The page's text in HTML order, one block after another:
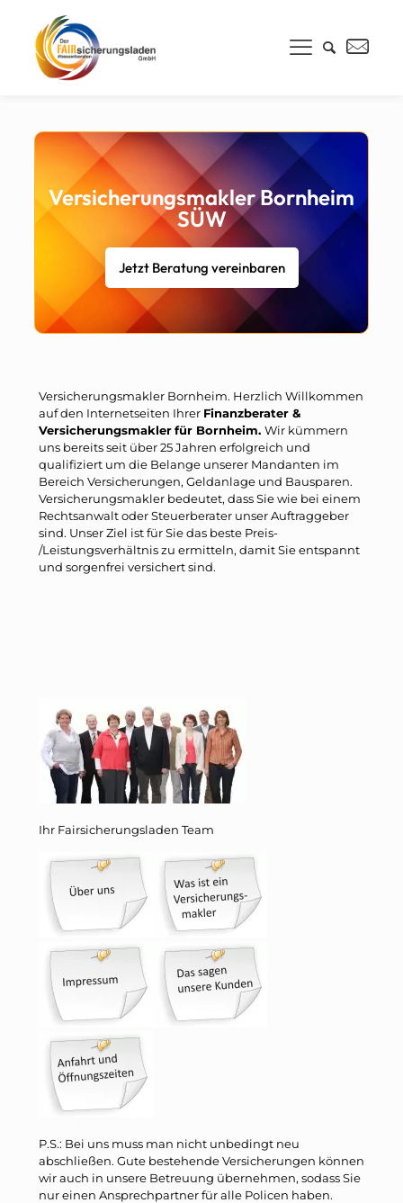
Versicherungsmakler Bornheim
SÜW
Jetzt Beratung vereinbaren
Versicherungsmakler Bornheim. Herzlich Willkommen
auf den Internetseiten Ihrer Finanzberater &
Versicherungsmaklerfür Bornheim. Wir kümmern
uns bereits seit über 25 Jahren erfolgreich und
qualifiziert um die Belange unserer Mandanten im
Bereich Versicherungen, Geldanlage und Bausparen.
Versicherungsmakler bedeutet, dass Sie wie bei einem
Rechtsanwalt oder Steuerberater unser Auftraggeber
sind. Unser Ziel ist für Sie das beste Preis-
/Leistungsverhältnis zu ermitteln, damit Sie entspannt
und sorgenfrei versichert sind.
Ihr Fairsicherungsladen Team
P.S.: Bei uns muss man nicht unbedingt neu
abschließen. Gute bestehende Versicherungen können
wir auch in unsere Betreuung übernehmen, sodass Sie
nur einen Ansprechpartner für alle Policen haben.